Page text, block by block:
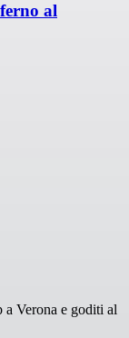
al
Verona e goditi al